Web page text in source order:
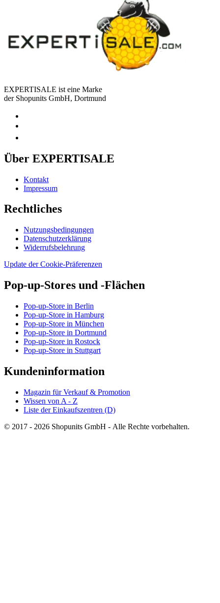
EXPERTISALE ist eine Marke
der Shopunits GmbH, Dortmund
Über EXPERTISALE
Kontakt
Impressum
Rechtliches
Nutzungsbedingungen
Datenschutzerklärung
Widerrufsbelehrung
Update der Cookie-Präferenzen
Pop-up-Stores und -Flächen
Pop-up-Store in Berlin
Pop-up-Store in Hamburg
Pop-up-Store in München
Pop-up-Store in Dortmund
Pop-up-Store in Rostock
Pop-up-Store in Stuttgart
Kundeninformation
Magazin für Verkauf & Promotion
Wissen von A - Z
Liste der Einkaufszentren (D)
© 2017 - 2026 Shopunits GmbH - Alle Rechte vorbehalten.